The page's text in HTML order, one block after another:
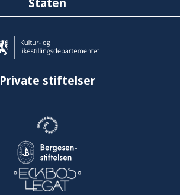
Private stiftelser